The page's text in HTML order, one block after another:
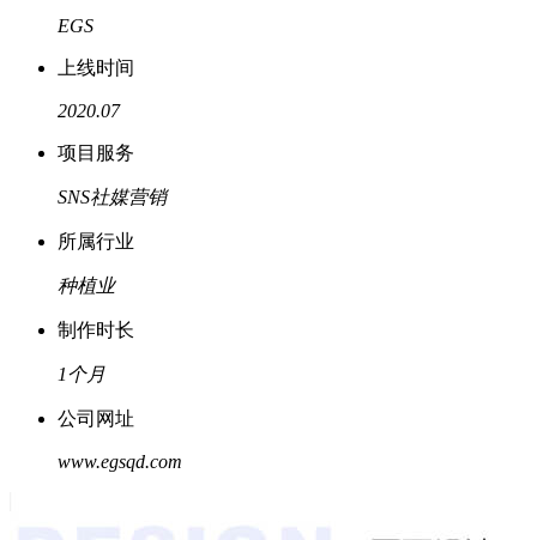
EGS
上线时间
2020.07
项目服务
SNS社媒营销
所属行业
种植业
制作时长
1个月
公司网址
www.egsqd.com